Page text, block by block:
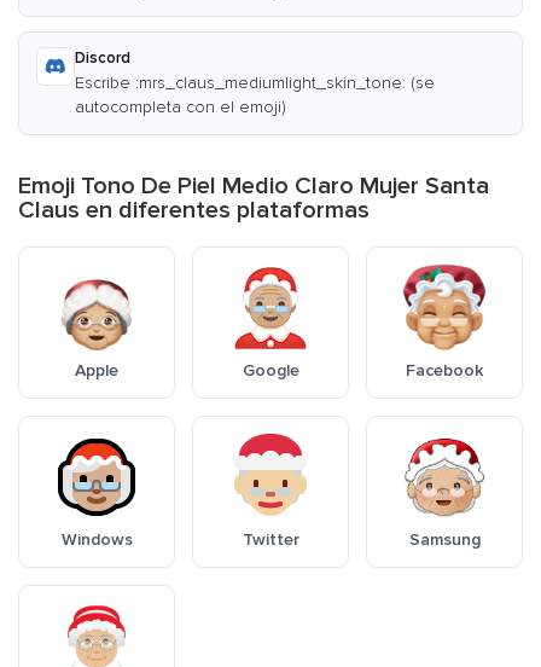
Discord
Escribe :mrs_claus_mediumlight_skin_tone: (se
autocompleta con el emoji)
Emoji Tono De Piel Medio Claro Mujer Santa
Claus en diferentes plataformas
Apple Google Facebook
Windows Twitter Samsung